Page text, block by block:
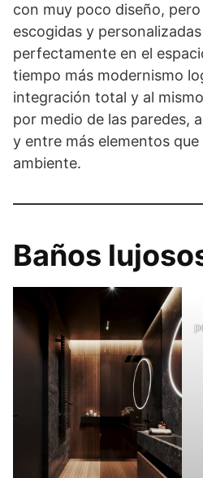
con muy poco diseño,
escogidas y
perfectamente en el
tiempo más modernismo
integración total y al
por medio de las paredes,
y entre más elementos
ambiente.
Baños